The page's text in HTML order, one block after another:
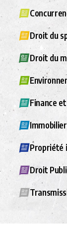
Droit du
Droit du
Finance
Immobilier
Propriété
Droit